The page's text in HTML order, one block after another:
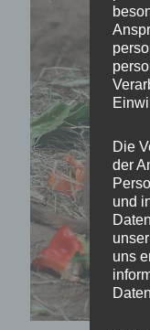
Die
der
und
uns